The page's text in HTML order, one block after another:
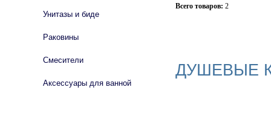
Всего товаров: 2
ДУШЕВЫЕ
Унитазы и биде
Раковины
Смесители
Аксессуары для ванной